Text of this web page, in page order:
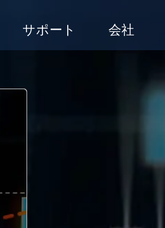
サポート 会社